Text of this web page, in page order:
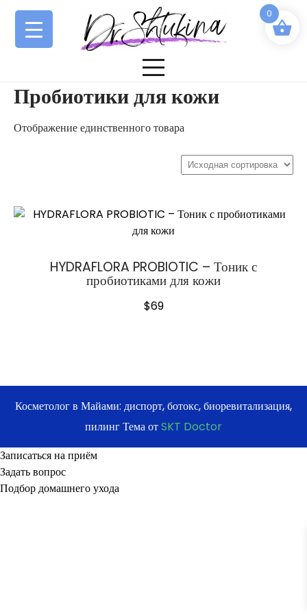
Перейти
содержимому
Пробиотики для кожи
Отображение единственного товара
HYDRAFLORA PROBIOTIC – Тоник с
пробиотиками для кожи
$69
Косметолог в Майами: диспорт, ботокс, биоревитализация,
пилинг Тема отSKT Doctor
0
Записаться на приём
Задать вопрос
Подбор домашнего ухода